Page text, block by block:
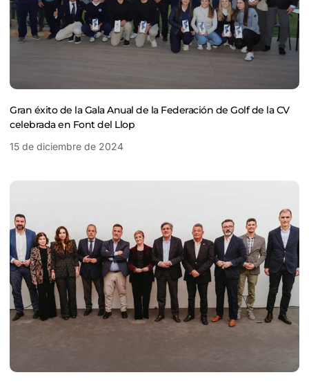
Gran éxito de la Gala Anual de la Federación de Golf de la CV
celebrada en Font del Llop
15 de diciembre de 2024